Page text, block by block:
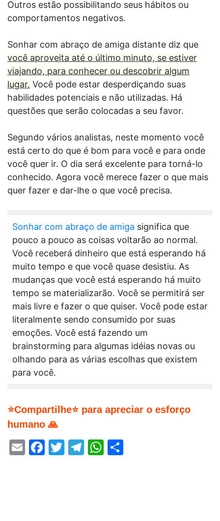
Outros estão possibilitando seus hábitos ou
comportamentos negativos.
Sonhar com abraço de amiga distante diz que
você aproveita até o último minuto, se estiver
viajando, para conhecer ou descobrir algum
lugar. Você pode estar desperdiçando suas
habilidades potenciais e não utilizadas. Há
questões que serão colocadas a seu favor.
Segundo vários analistas, neste momento você
está certo do que é bom para você e para onde
você quer ir. O dia será excelente para torná-lo
conhecido. Agora você merece fazer o que mais
quer fazer e dar-lhe o que você precisa.
Sonhar com abraço de amiga significa que
pouco a pouco as coisas voltarão ao normal.
Você receberá dinheiro que está esperando há
muito tempo e que você quase desistiu. As
mudanças que você está esperando há muito
tempo se materializarão. Você se permitirá ser
mais livre e fazer o que quiser. Você pode estar
literalmente sendo consumido por suas
emoções. Você está fazendo um
brainstorming para algumas idéias novas ou
olhando para as várias escolhas que existem
para você.
⭐Compartilhe⭐ para apreciar o esforço
humano 🙏
EmailFacebook
Twitter
Telegram
WhatsApp